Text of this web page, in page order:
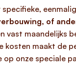
of
vast maandelijks
maakt de
onze speciale